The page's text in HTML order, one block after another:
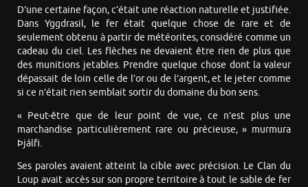
D’une certaine façon, c’était une réaction naturelle et justifiée.
Dans Yggdrasil, le fer était quelque chose de rare et de
seulement obtenu à partir de météorites, considéré comme un
cadeau du ciel. Les flèches ne devaient être rien de plus que
des munitions jetables. Prendre quelque chose dont la valeur
dépassait de loin celle de l’or ou de l’argent, et le jeter comme
si ce n’était rien semblait sortir du domaine du bon sens.
« Peut-être que de leur point de vue, ce n’est plus une
marchandise particulièrement rare ou précieuse, » murmura
Þjálfi.
Ses paroles avaient atteint la cible avec précision. Le Clan du
Loup avait accès sur son propre territoire à tout le sable de fer